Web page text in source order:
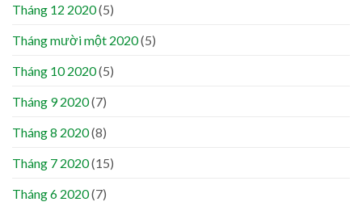
Tháng 12 2020(5)
Tháng mười một 2020(5)
Tháng 10 2020(5)
Tháng 9 2020(7)
Tháng 8 2020(8)
Tháng 7 2020(15)
Tháng 6 2020(7)